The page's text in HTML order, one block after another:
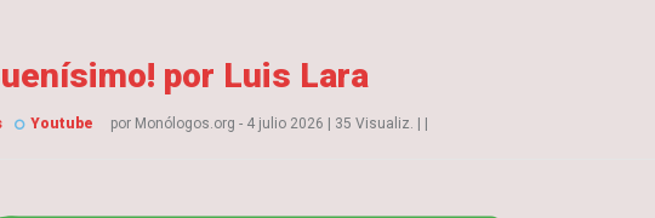
por Luis Lara
Youtube por Monólogos.org - 4 julio 2026 | 35 Visualiz. | |